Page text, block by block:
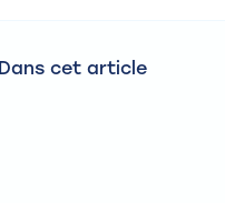
Dans cet article